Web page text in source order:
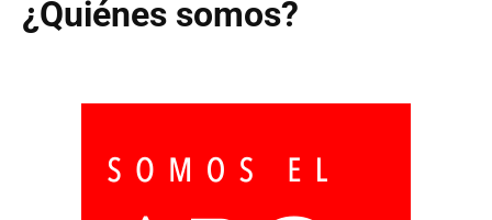
¿Quiénes somos?